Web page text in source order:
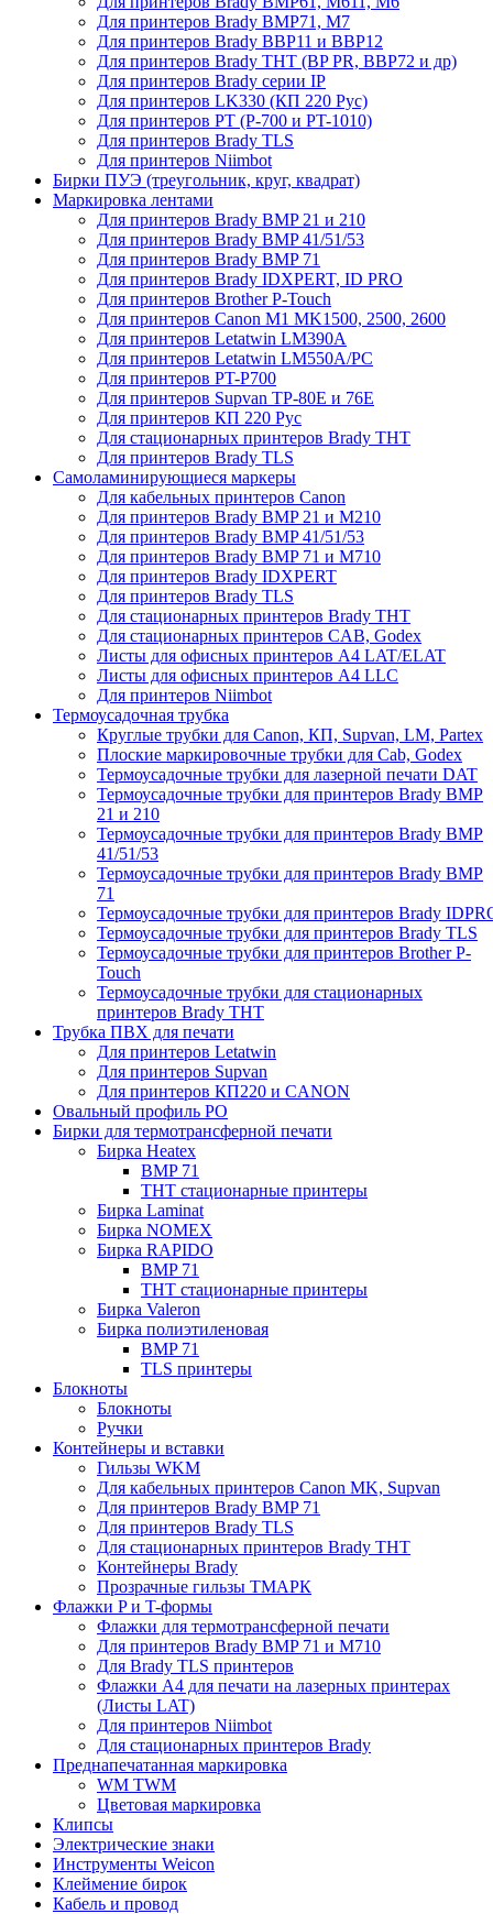
Для принтеров Brady BMP71, M7
Для принтеров Brady BBP11 и BBP12
Для принтеров Brady THT (BP PR, BBP72 и др)
Для принтеров Brady серии IP
Для принтеров LK330 (КП 220 Рус)
Для принтеров PT (P-700 и PT-1010)
Для принтеров Brady TLS
Для принтеров Niimbot
Бирки ПУЭ (треугольник, круг, квадрат)
Маркировка лентами
Для принтеров Brady BMP 21 и 210
Для принтеров Brady BMP 41/51/53
Для принтеров Brady BMP 71
Для принтеров Brady IDXPERT, ID PRO
Для принтеров Brother P-Touch
Для принтеров Canon M1 MK1500, 2500, 2600
Для принтеров Letatwin LM390A
Для принтеров Letatwin LM550A/PC
Для принтеров PT-P700
Для принтеров Supvan TP-80E и 76E
Для принтеров КП 220 Рус
Для стационарных принтеров Brady THT
Для принтеров Brady TLS
Самоламинирующиеся маркеры
Для кабельных принтеров Canon
Для принтеров Brady BMP 21 и M210
Для принтеров Brady BMP 41/51/53
Для принтеров Brady BMP 71 и M710
Для принтеров Brady IDXPERT
Для принтеров Brady TLS
Для стационарных принтеров Brady THT
Для стационарных принтеров CAB, Godex
Листы для офисных принтеров А4 LAT/ELAT
Листы для офисных принтеров А4 LLC
Для принтеров Niimbot
Термоусадочная трубка
Круглые трубки для Canon, КП, Supvan, LM, Partex
Плоские маркировочные трубки для Cab, Godex
Термоусадочные трубки для лазерной печати DAT
Термоусадочные трубки для принтеров Brady BMP
21 и 210
Термоусадочные трубки для принтеров Brady BMP
41/51/53
Термоусадочные трубки для принтеров Brady BMP
71
Термоусадочные трубки для принтеров Brady
Термоусадочные трубки для принтеров Brady TLS
Термоусадочные трубки для принтеров Brother P-
Touch
Термоусадочные трубки для стационарных
принтеров Brady THT
Трубка ПВХ для печати
Для принтеров Letatwin
Для принтеров Supvan
Для принтеров КП220 и CANON
Овальный профиль PO
Бирки для термотрансферной печати
Бирка Heatex
BMP 71
THT стационарные принтеры
Бирка Laminat
Бирка NOMEX
Бирка RAPIDO
BMP 71
THT стационарные принтеры
Бирка Valeron
Бирка полиэтиленовая
BMP 71
TLS принтеры
Блокноты
Блокноты
Ручки
Контейнеры и вставки
Гильзы WKM
Для кабельных принтеров Canon MK, Supvan
Для принтеров Brady BMP 71
Для принтеров Brady TLS
Для стационарных принтеров Brady THT
Контейнеры Brady
Прозрачные гильзы ТМАРК
Флажки P и T-формы
Флажки для термотрансферной печати
Для принтеров Brady BMP 71 и M710
Для Brady TLS принтеров
Флажки A4 для печати на лазерных принтерах
(Листы LAT)
Для принтеров Niimbot
Для стационарных принтеров Brady
Преднапечатанная маркировка
WM TWM
Цветовая маркировка
Клипсы
Электрические знаки
Инструменты Weicon
Клеймение бирок
Кабель и провод